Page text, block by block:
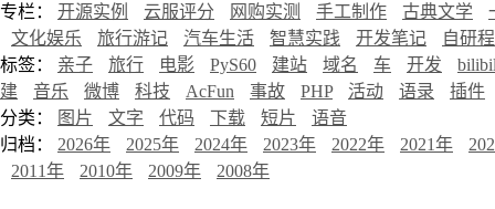
专栏： 开源实例 云服评分 网购实测 手工制作 古典文学
文化娱乐
旅行游记 汽车生活 智慧实践 开发笔记
自研
标签： 亲子 旅行 电影 PyS60 建站 域名 车 开发
建
音乐 微博 科技 AcFun 事故 PHP 活动 语录
插件
分类：
图片 文字 代码 下载 短片
语音
归档： 2026年 2025年 2024年 2023年 2022年 2021年
2011年
2010年 2009年 2008年